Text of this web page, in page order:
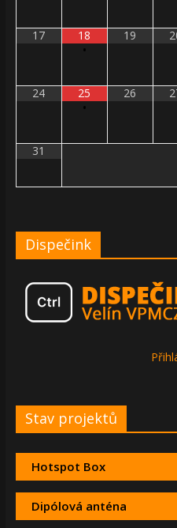
17
18
•
19
24
25
•
26
31
Dispečink
Stav projektů
Hotspot Box
Dipólová anténa